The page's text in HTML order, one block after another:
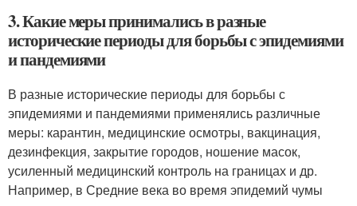
3. Какие меры принимались в разные
исторические периоды для борьбы с эпидемиями
и пандемиями
В разные исторические периоды для борьбы с
эпидемиями и пандемиями применялись различные
меры: карантин, медицинские осмотры, вакцинация,
дезинфекция, закрытие городов, ношение масок,
усиленный медицинский контроль на границах и др.
Например, в Средние века во время эпидемий чумы